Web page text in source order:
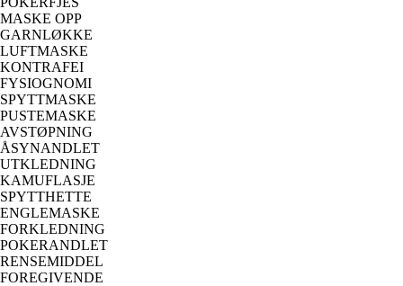
MASKE OPP
GARNLØKKE
LUFTMASKE
KONTRAFEI
FYSIOGNOMI
SPYTTMASKE
PUSTEMASKE
AVSTØPNING
ÅSYNANDLET
UTKLEDNING
KAMUFLASJE
SPYTTHETTE
ENGLEMASKE
FORKLEDNING
POKERANDLET
RENSEMIDDEL
FOREGIVENDE